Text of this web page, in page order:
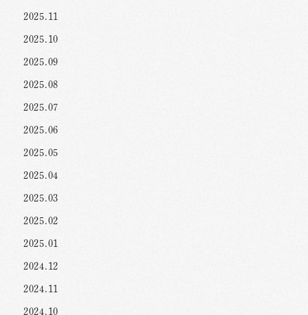
2025.11
2025.10
2025.09
2025.08
2025.07
2025.06
2025.05
2025.04
2025.03
2025.02
2025.01
2024.12
2024.11
2024.10